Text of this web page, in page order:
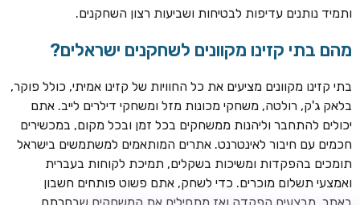
חבילת קבלת פנים: בונוס 100% עד 300€ + 100 ספיני בונוס על
ההפקדה הראשונה
CASOO
בונוס מתגלגל עד 2,000 ₪ + 200 ספינים חינם לשחקנים
חדשים
ROYSPINS
חינם על ההפקדות הראשונות
ותמיד נותנים עדיפות לבטיחות ושביעות רצון השחקנים.
מהם בתי קזינו מקוונים לשחקנים ישראלים?
בתי קזינו מקוונים מציעים את כל החוויות של קזינו אמיתי, כולל פוקר,
בלאק ג'ק, רולטה, משחקי מכונות מזל ומשחקי דילרים לייב. אתם
יכולים להתחבר וליהנות ממשחקים בכל זמן ובכל מקום, במכשירים
חכמים עם חיבור לאינטרנט. אתרים המותאמים למשתמשים בישראל
תומכים בהפקדות ומשיכות בשקלים, תמיכת לקוחות בעברית
ואמצעי תשלום מוכרים. כדי לשחק, אתם פשוט פותחים חשבון